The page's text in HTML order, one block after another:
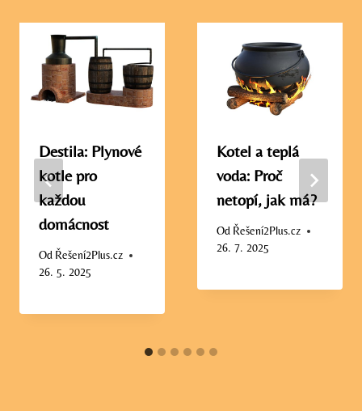
Destila: Plynové
kotle pro
každou
domácnost
Od Řešení2Plus.cz
26. 5. 2025
Kotel a teplá
voda: Proč
netopí, jak má?
Od Řešení2Plus.cz
26. 7. 2025